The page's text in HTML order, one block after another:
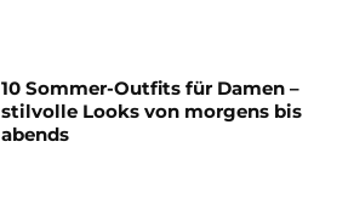
10 Sommer-Outfits für Damen –
stilvolle Looks von morgens bis
abends